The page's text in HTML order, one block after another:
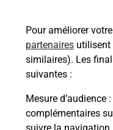
Pour améliorer
partenaires utilisent
similaires). Les
suivantes :
Mesure d’audience
complémentaires
4 Retolu
91890 Videlles
Le lien s'ouvre dans un